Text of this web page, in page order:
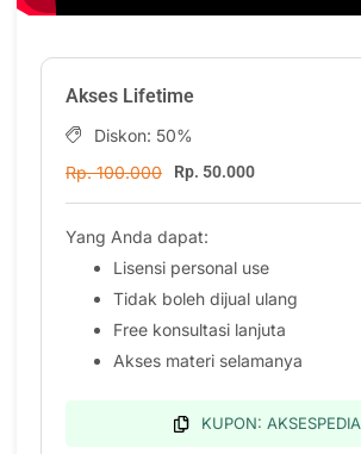
Akses Lifetime
Diskon: 50%
Rp. 100.000
Rp. 50.000
Yang Anda dapat:
Lisensi personal use
Tidak boleh dijual ulang
Free konsultasi lanjuta
Akses materi selamanya
KUPON: AKSESPEDIA